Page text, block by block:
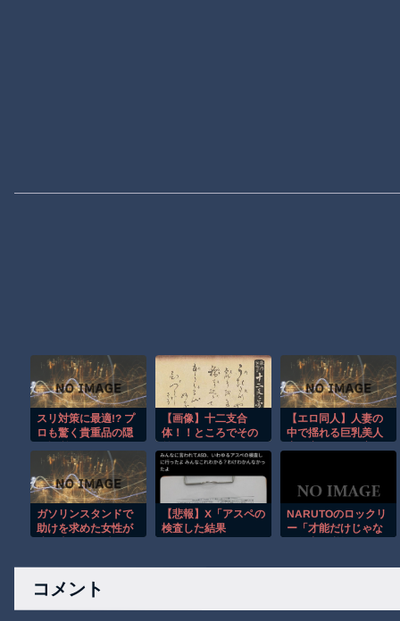
スリ対策に最適!? プ
ロも驚く貴重品の隠
【画像】十二支合
体！！ところでその
【エロ同人】人妻の
中で揺れる巨乳美人
ガソリンスタンドで
助けを求めた女性が
【悲報】X「アスペの
検査した結果
NARUTOのロックリ
ー「才能だけじゃな
「ええやん」←結果
コメント